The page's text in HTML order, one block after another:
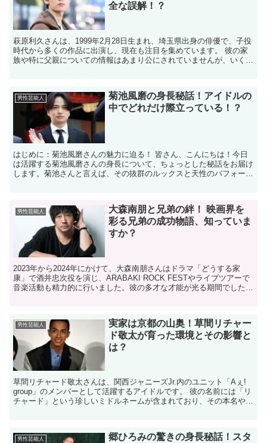
全な誤解！？
萩原利久さんは、1999年2月28日生まれ、埼玉県出身の俳優で、子役
時代から多くの作品に出演し、現在も注目を集めています。 彼の家
族や特に父親についての情報はあまり公にされていませんが、いくつ
男性芸能人
菊池風磨の身長秘話！アイドルの
中でどれだけ際立っている！？
はじめに：菊池風磨さんの魅力に迫る！ 皆さん、こんにちは！今日
は活躍する菊池風磨さんの身長について、ちょっとした秘話をお届け
します。菊池さんと言えば、その抜群のルックスと天性のパフォーマ
男性芸能人
大森南朋と兄弟の絆！ 映画界を
彩る兄弟の成功物語、知っていま
すか？
2023年から2024年にかけて、大森南朋さんはドラマ「どうする家
康」で酒井忠次役を演じ、ARABAKI ROCK FESTやライブツアーで
音楽活動も精力的に行いました。彼の多才な才能が光る期間でした。
男性芸能人
実家は京都の山奥！草間リチャー
ド敬太が育った環境とその影響と
は？
草間リチャード敬太さんは、関西ジャニーズJr.内のユニット「Aぇ!
group」のメンバーとして活躍するアイドルです。 ​彼の名前には「リ
チャード」という珍しいミドルネームが含まれており、その本名や由
男性芸能人
郷ひろみの驚きの身長秘話！スタ